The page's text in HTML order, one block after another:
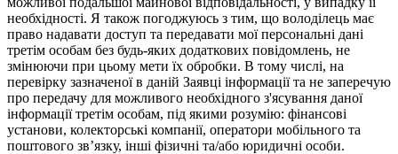
необхідності. Я також погоджуюсь з тим, що володілець має
право надавати доступ та передавати мої персональні дані
третім особам без будь-яких додаткових повідомлень, не
змінюючи при цьому мети їх обробки. В тому числі, на
перевірку зазначеної в даній Заявці інформації та не заперечую
про передачу для можливого необхідного з'ясування даної
інформації третім особам, під якими розумію: фінансові
установи, колекторські компанії, оператори мобільного та
поштового зв’язку, інші фізичні та/або юридичні особи.